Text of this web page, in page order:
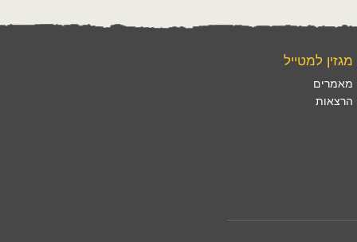
מגזין למטייל
מאמרים
הרצאות